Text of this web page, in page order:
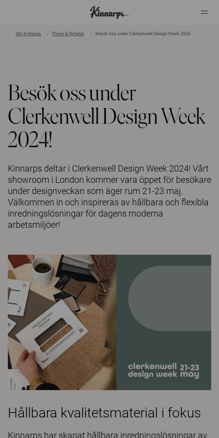
Om Kinnarps Press & Nyheter Besök oss under Clerkenwell Design Week 2024
Besök oss under
Clerkenwell Design Week
2024!
Kinnarps deltar i Clerkenwell Design Week 2024! Vårt
showroom i London kommer vara öppet för besökare
under designveckan som äger rum 21-23 maj.
Välkommen in och inspireras av hållbara och flexibla
inredningslösningar för dagens moderna
arbetsmiljöer!
Hållbara kvalitetsmaterial i fokus
Kinnarps har skapat hållbara inredningslösningar av